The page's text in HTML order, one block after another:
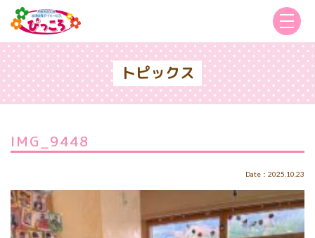
トピックス
IMG_9448
Date：2025.10.23